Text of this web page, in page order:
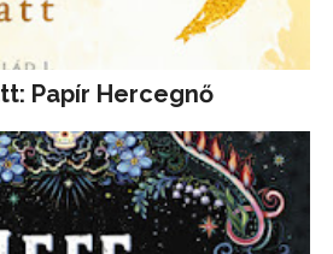
Papír Hercegnő